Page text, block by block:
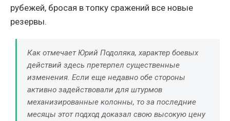
рубежей, бросая в топку сражений все новые
резервы.
Как отмечает Юрий Подоляка, характер боевых
действий здесь претерпел существенные
изменения. Если еще недавно обе стороны
активно задействовали для штурмов
механизированные колонны, то за последние
месяцы этот подход доказал свою высокую цену